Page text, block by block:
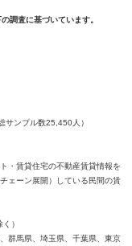
調査に基づいています。
サンプル数25,450人）
・賃貸住宅の不動産賃貸情報を
ェーン展開）している民間の賃
）
群馬県、埼玉県、千葉県、東京